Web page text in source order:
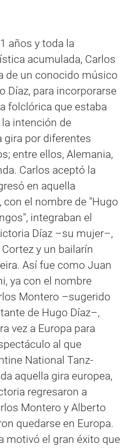
años y toda la
acumulada, Carlos
de un conocido músico
Díaz, para incorporarse
folclórica que estaba
intención de
gira por diferentes
entre ellos, Alemania,
Carlos aceptó la
en aquella
con el nombre de "Hugo
integraban el
Díaz –su mujer–,
y un bailarín
Así fue como Juan
ya con el nombre
Montero –sugerido
de Hugo Díaz–,
vez a Europa para
al que
National Tanz-
aquella gira europea,
regresaron a
Montero y Alberto
quedarse en Europa.
motivó el gran éxito que